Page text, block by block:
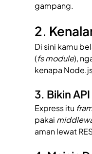
gampang.
2.
Di sini kamu
(fs module),
kenapa
3. Bikin
Express itu
pakai
aman lewat